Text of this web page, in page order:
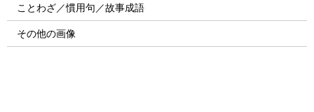
ことわざ／慣用句／故事成語
その他の画像